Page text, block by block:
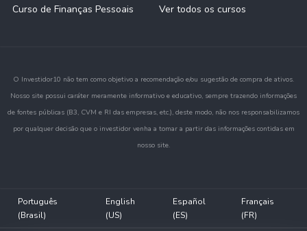
Curso de Finanças Pessoais
Ver todos os cursos
O Investidor10 não tem como objetivo a recomendação e/ou sugestão de compra de ativos.
Nosso site possui caráter meramente informativo e educativo, sempre trazendo informações
de fontes públicas (B3, CVM e RI das empresas, etc.), deste modo, não nos responsabilizamos
por qualquer decisão que o investidor venha a tomar a partir das informações contidas em
nosso site.
Português
(Brasil)
English
(US)
Español
(ES)
Français
(FR)